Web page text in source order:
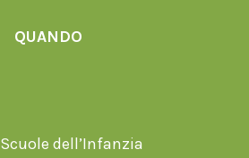
QUANDO
Scuole dell’Infanzia